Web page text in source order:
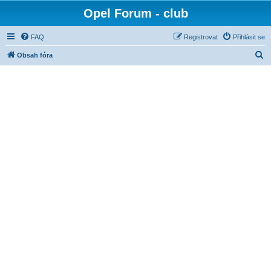
Opel Forum - club
FAQ Přihlásit se
Registrovat
Obsah fóra